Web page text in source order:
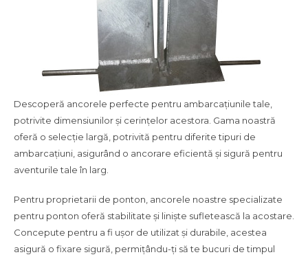
Descoperă ancorele perfecte pentru ambarcațiunile tale,
potrivite dimensiunilor și cerințelor acestora. Gama noastră
oferă o selecție largă, potrivită pentru diferite tipuri de
ambarcațiuni, asigurând o ancorare eficientă și sigură pentru
aventurile tale în larg.
Pentru proprietarii de ponton, ancorele noastre specializate
pentru ponton oferă stabilitate și liniște sufletească la acostare.
Concepute pentru a fi ușor de utilizat și durabile, acestea
asigură o fixare sigură, permițându-ți să te bucuri de timpul